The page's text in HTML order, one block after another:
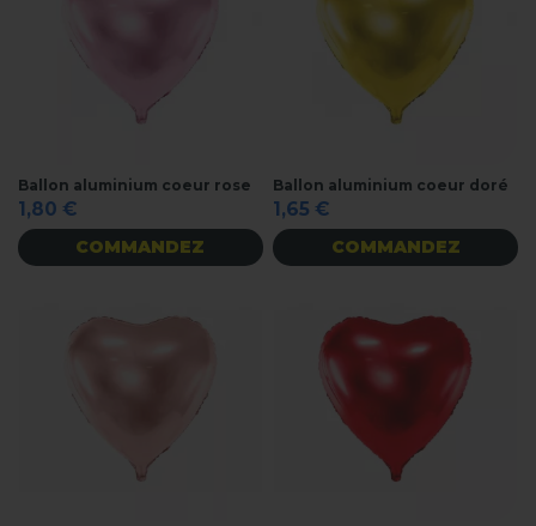
Ballon aluminium coeur rose
1,80 €
COMMANDEZ
Ballon aluminium coeur doré
1,65 €
COMMANDEZ